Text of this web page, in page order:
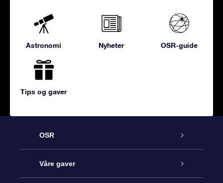
Astronomi Nyheter OSR-guide
Tips og gaver
OSR
Kundeservice
Våre gaver